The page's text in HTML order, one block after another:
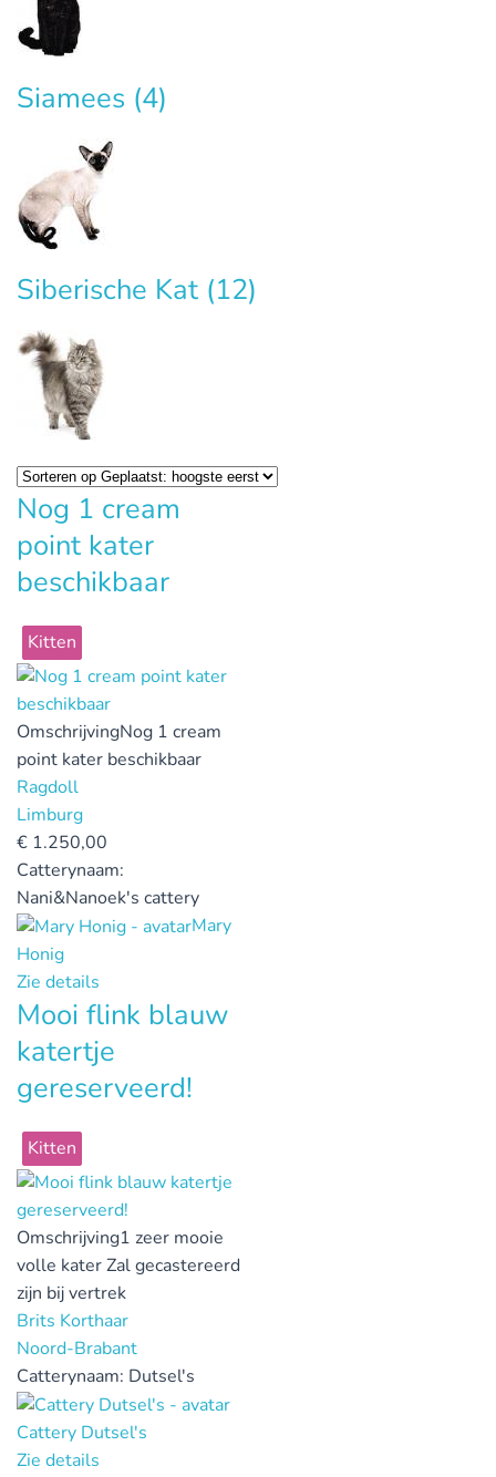
Siamees (4)
Siberische Kat (12)
Nog 1 cream
point kater
beschikbaar
Kitten
OmschrijvingNog 1 cream
point kater beschikbaar
Ragdoll
Limburg
€ 1.250,00
Catterynaam:
Nani&Nanoek's cattery
Mary
Honig
Zie details
Mooi flink blauw
katertje
gereserveerd!
Kitten
Omschrijving1 zeer mooie
volle kater Zal gecastereerd
zijn bij vertrek
Brits Korthaar
Noord-Brabant
Catterynaam: Dutsel's
Cattery Dutsel's
Zie details